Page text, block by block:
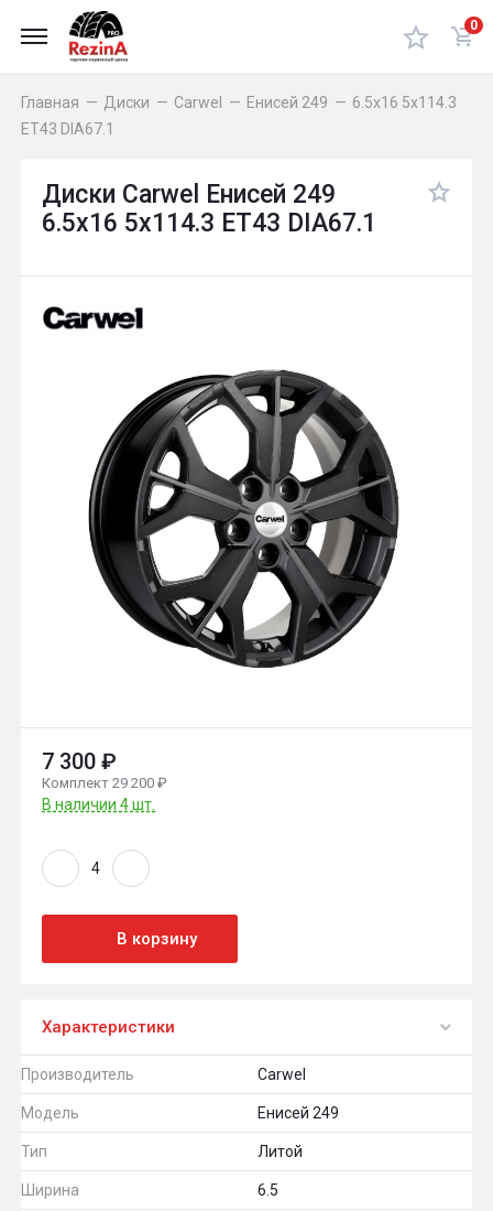
0
Главная — Диски — Carwel — Енисей 249 — 6.5x16 5x114.3
ET43 DIA67.1
Диски Carwel Енисей 249
6.5x16 5x114.3 ET43 DIA67.1
7 300 ₽
Комплект 29 200 ₽
В наличии 4 шт.
В корзину
Характеристики
Производитель Carwel
Модель Енисей 249
Тип Литой
Ширина 6.5